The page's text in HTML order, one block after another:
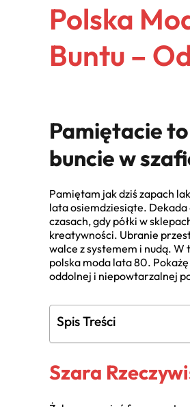
Polska
Buntu –
Pamiętacie
buncie w
Pamiętam jak dziś zapach
lata osiemdziesiąte. Dekada
czasach, gdy półki w
kreatywności. Ubranie
walce z systemem i nudą.
polska moda lata 80.
oddolnej i niepowtarzalnej
Spis Treści
Szara